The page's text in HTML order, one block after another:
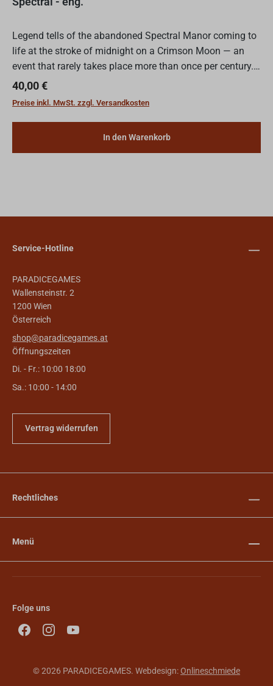
Legend tells of the abandoned Spectral Manor coming to
life at the stroke of midnight on a Crimson Moon — an
event that rarely takes place more than once per century.
On that night and that night alone, in certain roo...
Regulärer Preis:
40,00 €
Preise inkl. MwSt. zzgl. Versandkosten
In den Warenkorb
Service-Hotline
PARADICEGAMES
Wallensteinstr. 2
1200 Wien
Österreich
shop@paradicegames.at
Öffnungszeiten
Di. - Fr.: 10:00 18:00
Sa.: 10:00 - 14:00
Vertrag widerrufen
Rechtliches
Menü
Folge uns
© 2026 PARADICEGAMES. Webdesign:Onlineschmiede